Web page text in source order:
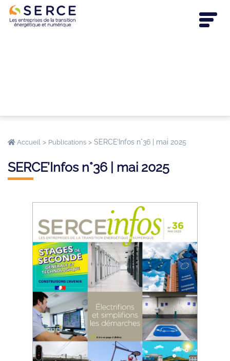
Accueil > Publications > SERCE’Infos n°36 | mai 2025
SERCE’Infos n°36 | mai 2025